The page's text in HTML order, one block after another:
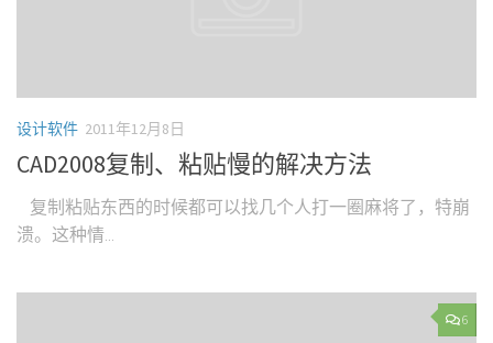
设计软件 2011年12月8日
CAD2008复制、粘贴慢的解决方法
复制粘贴东西的时候都可以找几个人打一圈麻将了，特崩
溃。这种情...
6